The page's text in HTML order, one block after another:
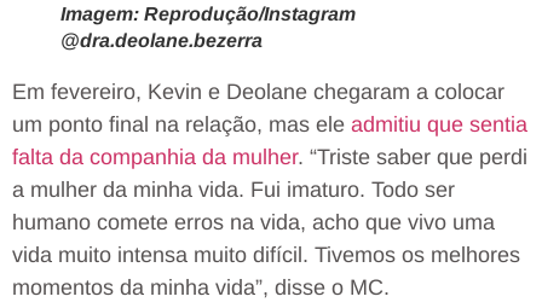
Imagem: Reprodução/Instagram
@dra.deolane.bezerra
Em fevereiro, Kevin e Deolane chegaram a colocar
um ponto final na relação, mas ele admitiu que sentia
falta da companhia da mulher. “Triste saber que perdi
a mulher da minha vida. Fui imaturo. Todo ser
humano comete erros na vida, acho que vivo uma
vida muito intensa muito difícil. Tivemos os melhores
momentos da minha vida”, disse o MC.